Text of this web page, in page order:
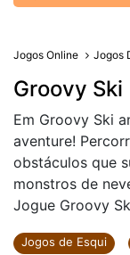
Jogos Online Jogos
Groovy Ski
Em Groovy Ski
aventure!
obstáculos que
monstros de
Jogue Groovy
Jogos de Esqui